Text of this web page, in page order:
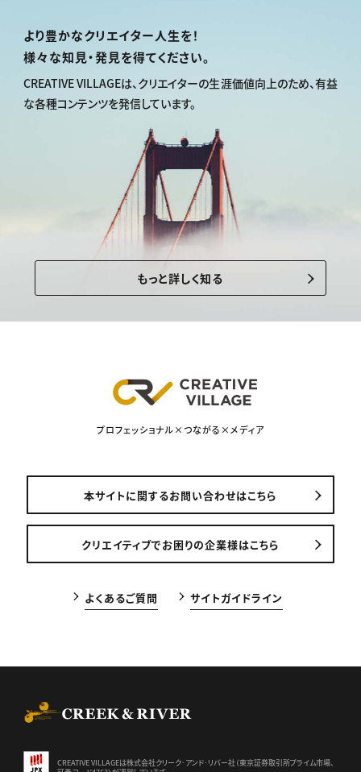
より豊かなクリエイター人生を！
様々な知見・発見を得てください。
CREATIVE VILLAGEは、クリエイターの生涯価値向上のため、有益
な各種コンテンツを発信しています。
もっと詳しく知る
プロフェッショナル×つながる×メディア
本サイトに関するお問い合わせはこちら
クリエイティブでお困りの企業様はこちら
よくあるご質問 サイトガイドライン
CREATIVE VILLAGEは株式会社クリーク･アンド･リバー社（東京証券取引所プライム市場、